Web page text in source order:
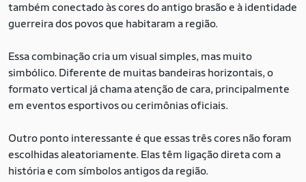
também conectado às cores do antigo brasão e à identidade
guerreira dos povos que habitaram a região.
Essa combinação cria um visual simples, mas muito
simbólico. Diferente de muitas bandeiras horizontais, o
formato vertical já chama atenção de cara, principalmente
em eventos esportivos ou cerimônias oficiais.
Outro ponto interessante é que essas três cores não foram
escolhidas aleatoriamente. Elas têm ligação direta com a
história e com símbolos antigos da região.